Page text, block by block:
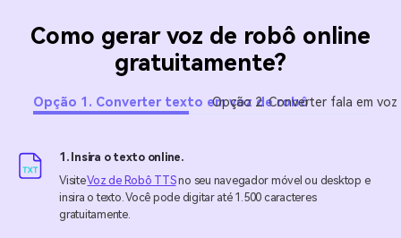
Como gerar voz de robô online
gratuitamente?
Opção 1. Converter texto em voz de robô
Opção 2. Converter fala em
1. Insira o texto online.
VisiteVoz de Robô TTSno seu navegador móvel ou desktop e
insira o texto. Você pode digitar até 1.500 caracteres
gratuitamente.